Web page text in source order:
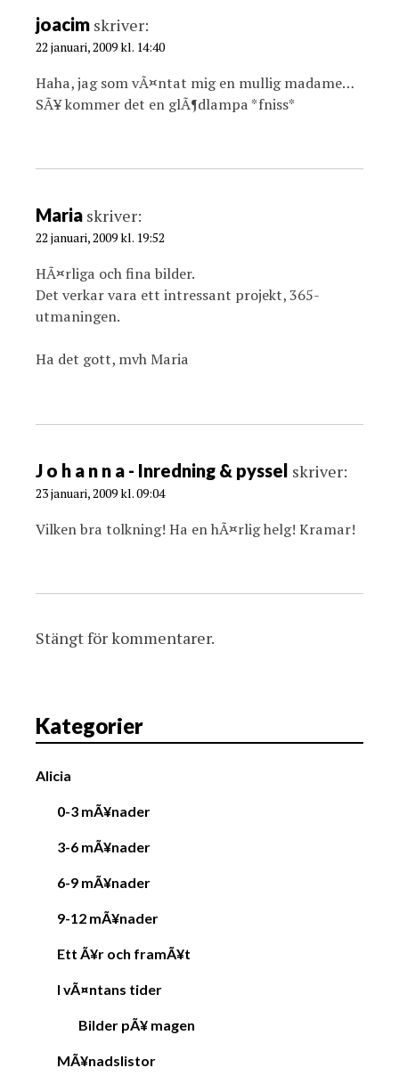
joacim skriver:
22 januari, 2009 kl. 14:40
Haha, jag som vÃ¤ntat mig en mullig madame…
SÃ¥ kommer det en glÃ¶dlampa *fniss*
Maria skriver:
22 januari, 2009 kl. 19:52
HÃ¤rliga och fina bilder.
Det verkar vara ett intressant projekt, 365-
utmaningen.
Ha det gott, mvh Maria
J o h a n n a - Inredning & pyssel skriver:
23 januari, 2009 kl. 09:04
Vilken bra tolkning! Ha en hÃ¤rlig helg! Kramar!
Stängt för kommentarer.
Kategorier
Alicia
0-3 mÃ¥nader
3-6 mÃ¥nader
6-9 mÃ¥nader
9-12 mÃ¥nader
Ett Ã¥r och framÃ¥t
I vÃ¤ntans tider
Bilder pÃ¥ magen
MÃ¥nadslistor